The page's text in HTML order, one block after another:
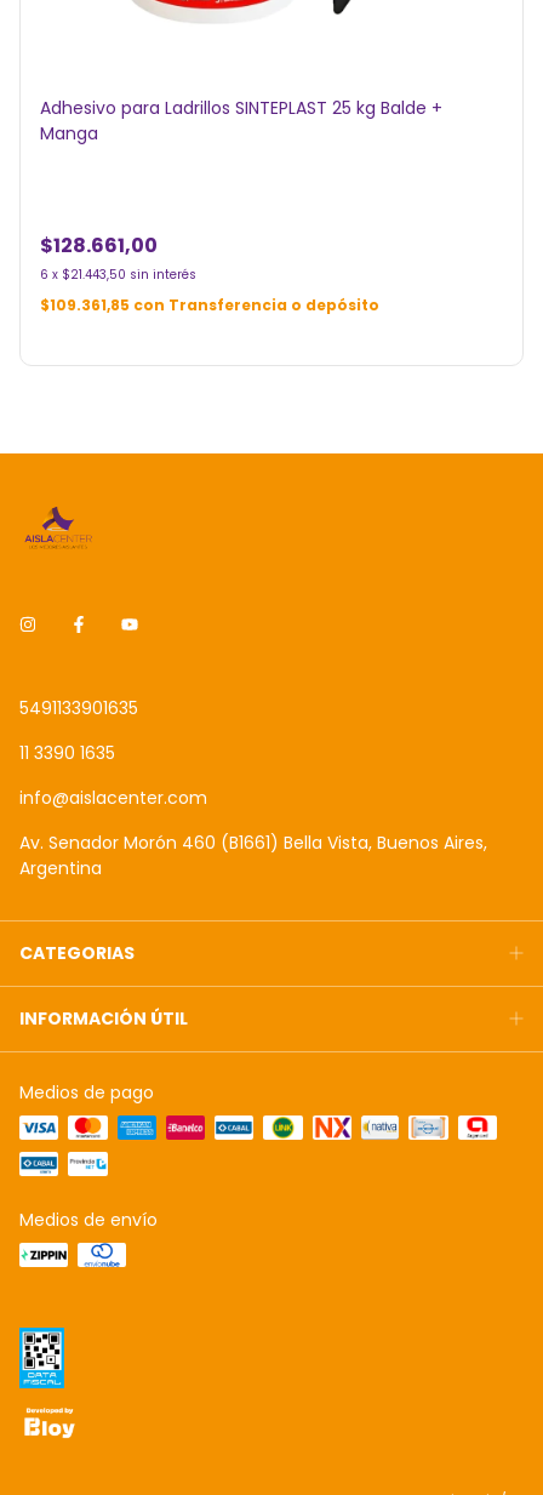
Adhesivo para Ladrillos SINTEPLAST 25 kg Balde +
Manga
$128.661,00
6 x $21.443,50 sin interés
$109.361,85 con Transferencia o depósito
5491133901635
11 3390 1635
info@aislacenter.com
Av. Senador Morón 460 (B1661) Bella Vista, Buenos Aires,
Argentina
CATEGORIAS
INFORMACIÓN ÚTIL
Medios de pago
Medios de envío